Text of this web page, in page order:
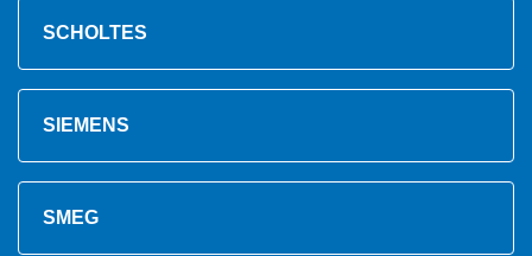
SCHOLTES
SIEMENS
SMEG